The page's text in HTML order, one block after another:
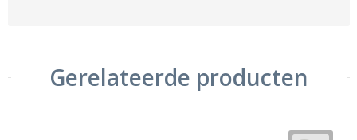
Gerelateerde producten